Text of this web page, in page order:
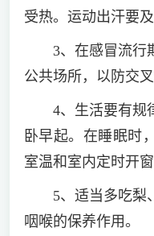
受热。运动出汗要
3、在感冒流行
公共场所，以防交叉
4、生活要有规
卧早起。在睡眠时
室温和室内定时开窗
5、适当多吃梨
咽喉的保养作用。